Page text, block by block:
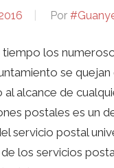
Por
tiempo los
se
alcance de
postales es un
servicio postal
los servicios